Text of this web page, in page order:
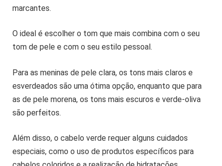
marcantes.
O ideal é escolher o tom que mais combina com o seu
tom de pele e com o seu estilo pessoal.
Para as meninas de pele clara, os tons mais claros e
esverdeados são uma ótima opção, enquanto que para
as de pele morena, os tons mais escuros e verde-oliva
são perfeitos.
Além disso, o cabelo verde requer alguns cuidados
especiais, como o uso de produtos específicos para